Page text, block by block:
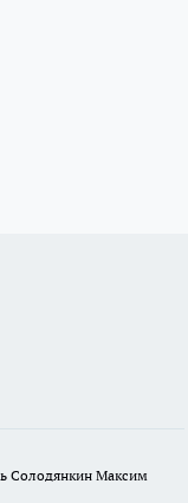
Солодянкин Максим